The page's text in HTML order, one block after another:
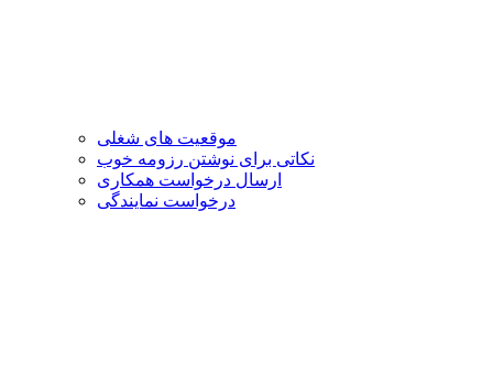
موقعیت های شغلی
نکاتی برای نوشتن رزومه خوب
ارسال درخواست همکاری
درخواست نمایندگی